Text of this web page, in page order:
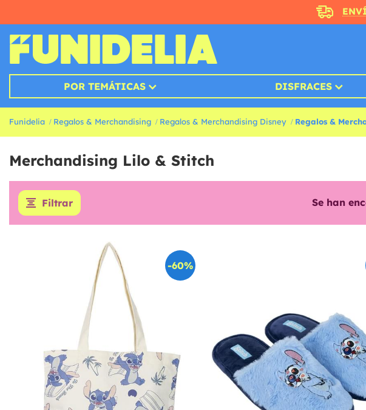
POR TEMÁTICAS DISFRACES
Funidelia Regalos & Merchandising Regalos & Merchandising Disney Regalos &
Merchandising Lilo & Stitch
Filtrar Se han
-60%